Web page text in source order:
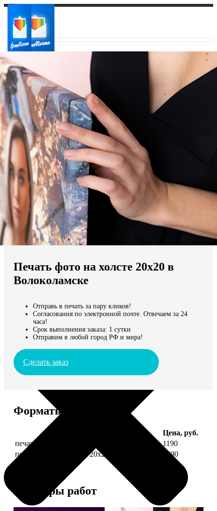
Ваш город:
Ваш регион доставки
Выберите из списка:
Мы доставляем по всему миру
Продолжить без города
Печать фото на холсте 20х20 в
Волоколамске
Отправь в печать за пару кликов!
Согласования по электронной почте. Отвечаем за 24
часа!
Срок выполнения заказа: 1 сутки
Отправим в любой город РФ и мира!
Сделать заказ
Форматы и цены
Цена, руб.
печать фото на холсте 20х20 на подрамнике 1190
печать фото на холсте 20х20 в раме
3990
Примеры работ